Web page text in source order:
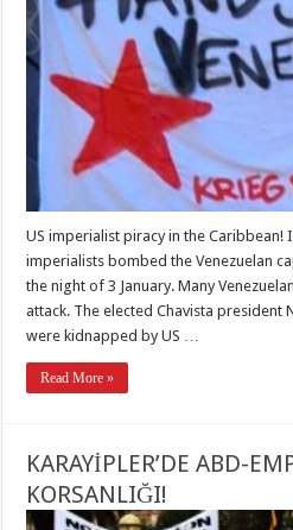
US imperialist piracy in the Caribbean!
imperialists bombed the Venezuelan
the night of 3 January. Many
attack. The elected Chavista president
were kidnapped by US …
Read More »
KARAYİPLER’DE ABD-
KORSANLIĞI!